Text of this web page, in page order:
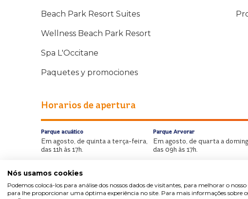
Beach Park Resort Suites
Wellness Beach Park Resort
Spa L'Occitane
Paquetes y promociones
Horarios de apertura
Parque acuático
Em agosto, de quinta a terça-feira,
das 11h às 17h.
Parque Arvorar
Em agosto, de quarta a
das 09h às 17h.
Nós usamos cookies
Podemos colocá-los para análise dos nossos dados de visitantes, para melhorar o
para lhe proporcionar uma óptima experiência no site. Para mais informações sobre